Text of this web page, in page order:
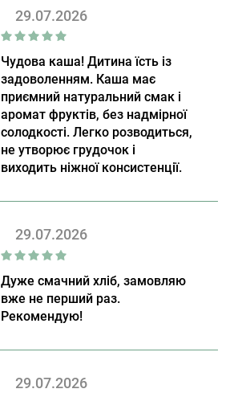
29.07.2026
Чудова каша! Дитина їсть із
задоволенням. Каша має
приємний натуральний смак і
аромат фруктів, без надмірної
солодкості. Легко розводиться,
не утворює грудочок і
виходить ніжної консистенції.
29.07.2026
Дуже смачний хліб, замовляю
вже не перший раз.
Рекомендую!
29.07.2026